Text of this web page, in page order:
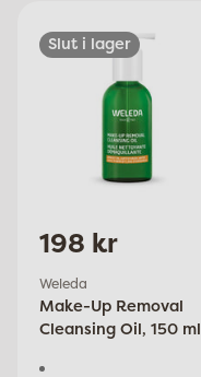
Slut i lager
198 kr
Weleda
Make-Up Removal
Cleansing Oil, 150 ml